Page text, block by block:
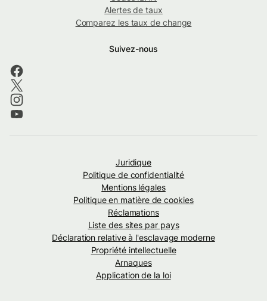
Alertes de taux
Comparez les taux de change
Suivez-nous
Juridique
Politique de confidentialité
Mentions légales
Politique en matière de cookies
Réclamations
Liste des sites par pays
Déclaration relative à l'esclavage moderne
Propriété intellectuelle
Arnaques
Application de la loi